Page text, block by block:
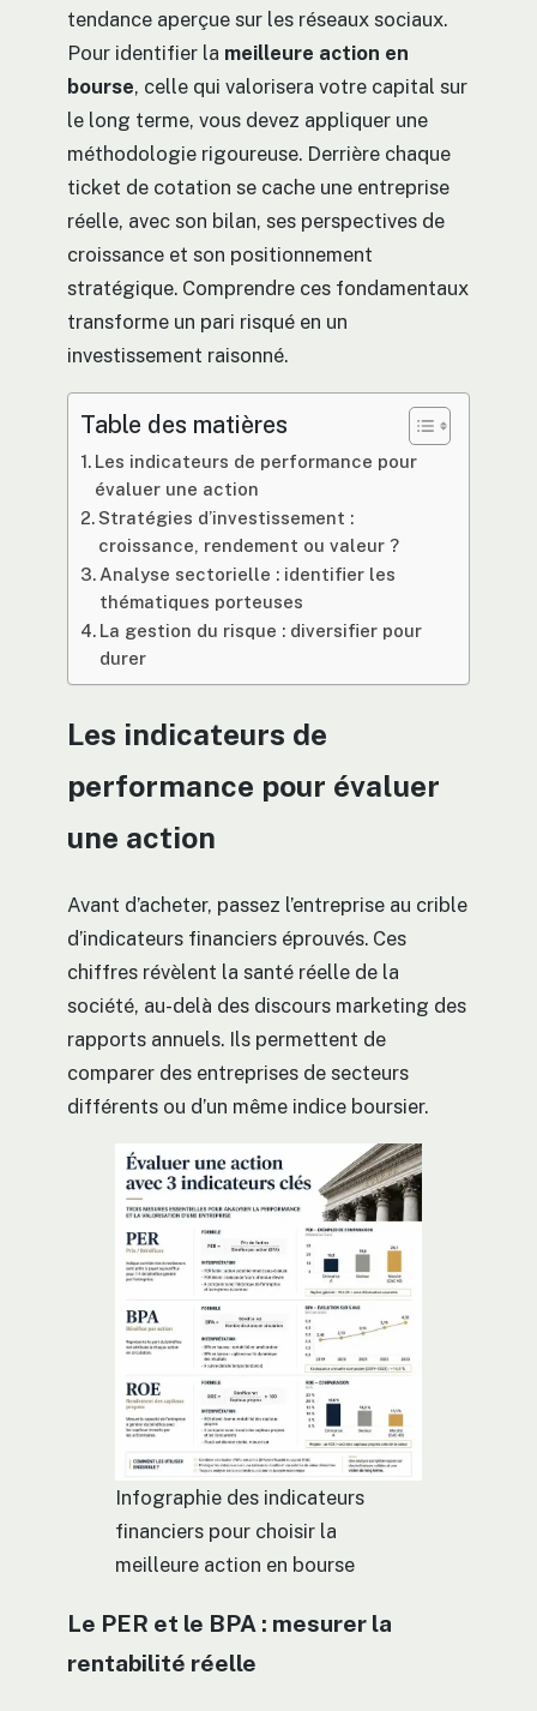
tendance aperçue sur les réseaux sociaux.
Pour identifier la meilleure action en
bourse, celle qui valorisera votre capital sur
le long terme, vous devez appliquer une
méthodologie rigoureuse. Derrière chaque
ticket de cotation se cache une entreprise
réelle, avec son bilan, ses perspectives de
croissance et son positionnement
stratégique. Comprendre ces fondamentaux
transforme un pari risqué en un
investissement raisonné.
Table des matières
Les indicateurs de performance pour
évaluer une action
Stratégies d’investissement :
croissance, rendement ou valeur ?
Analyse sectorielle : identifier les
thématiques porteuses
La gestion du risque : diversifier pour
durer
Les indicateurs de
performance pour évaluer
une action
Avant d’acheter, passez l’entreprise au crible
d’indicateurs financiers éprouvés. Ces
chiffres révèlent la santé réelle de la
société, au-delà des discours marketing des
rapports annuels. Ils permettent de
comparer des entreprises de secteurs
différents ou d’un même indice boursier.
Infographie des indicateurs
financiers pour choisir la
meilleure action en bourse
Le PER et le BPA : mesurer la
rentabilité réelle